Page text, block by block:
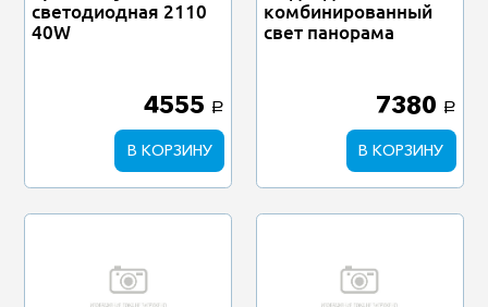
светодиодная 2110
40W
4555 a
В КОРЗИНУ
комбинированный
свет панорама
7380 a
В КОРЗИНУ